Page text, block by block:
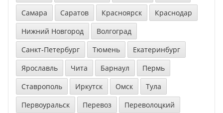
Самара
Саратов Красноярск
Краснодар
Нижний Новгород
Волгоград
Санкт-Петербург
Тюмень
Екатеринбург
Ярославль
Чита Барнаул
Пермь
Ставрополь
Иркутск Омск
Тула
Первоуральск
Перевоз
Переволоцкий